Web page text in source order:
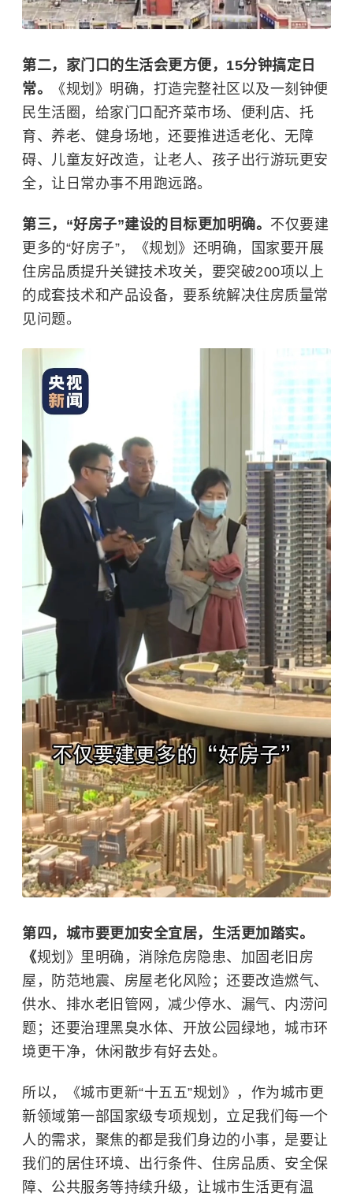
第二，家门口的生活会更方便，15分钟搞定日
常。
《规划》明确，打造完整社区以及一刻钟便
民生活圈，给家门口配齐菜市场、便利店、托
育、养老、健身场地，还要推进适老化、无障
碍、儿童友好改造，让老人、孩子出行游玩更安
全，让日常办事不用跑远路。
第三，“好房子”建设的目标更加明确。 不仅要建
更多的“好房子”，《规划》还明确，国家要开展
住房品质提升关键技术攻关，要突破200项以上
的成套技术和产品设备，要系统解决住房质量常
见问题。
第四，城市要更加安全宜居，生活更加踏实。
《规划》里明确，消除危房隐患、加固老旧房
屋，防范地震、房屋老化风险；还要改造燃气、
供水、排水老旧管网，减少停水、漏气、 内涝问
题；还要治理黑臭水体、开放公园绿地，城市环
境更干净，休闲散步有好去处。
所以，《城市更新“十五五”规划》，作为城市更
新领域第一部国家级专项规划，立足我们每一个
人的需求，聚焦的都是我们身边的小事，是要让
我们的居住环境、出行条件、住房品质、安全保
障、公共服务等持续升级，让城市生活更有温